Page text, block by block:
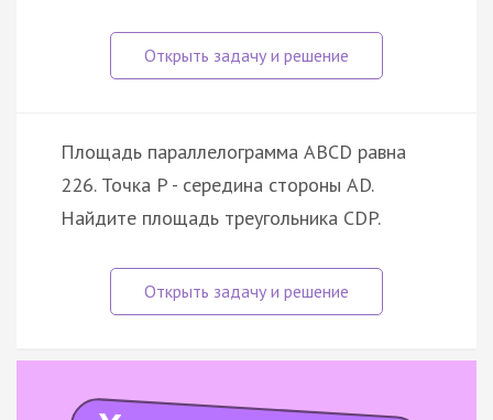
Площадь параллелограмма ABCD равна
226. Точка P - середина стороны AD.
Найдите площадь треугольника CDP.